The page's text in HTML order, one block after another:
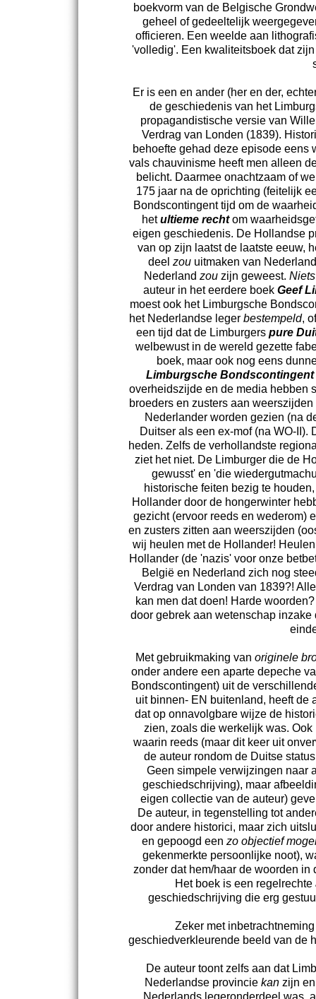
boekvorm van de Belgische
geheel of gedeeltelijk
officieren. Een weelde aan
'volledig'. Een kwaliteitsboek dat
Er is een en ander (her en der,
de geschiedenis van het
propagandistische versie van
Verdrag van Londen (1839).
behoefte gehad deze episode eens
vals chauvinisme heeft men alleen
belicht. Daarmee onachtzaam of
175 jaar na de oprichting (feitelijk
Bondscontingent tijd om de
hetultieme rechtom
eigen geschiedenis. De Hollandse
van op zijn laatst de laatste eeuw,
deel zou uitmaken van
Nederland zouzijn geweest.
auteur in het eerdere boek Geef
moest ook het Limburgsche
het Nederlandse leger bestempeld,
een tijd dat de Limburgers pure
welbewust in de wereld gezette
boek, maar ook nog eens
Limburgsche Bondscontingent
overheidszijde en de media hebben
broeders en zusters aan
Nederlander worden gezien (na
Duitser als een ex-mof (na WO-
heden. Zelfs de verhollandste
ziet het niet. De Limburger die de
gewusst' en 'die
historische feiten bezig te
Hollander door de hongerwinter
gezicht (ervoor reeds en wederom)
en zusters zitten aan weerszijden
wij heulen met de Hollander!
Hollander (de 'nazis' voor onze
België en Nederland zich nog
Verdrag van Londen van 1839?!
kan men dat doen! Harde
door gebrek aan wetenschap
Met gebruikmaking van originele
onder andere een aparte depeche
Bondscontingent) uit de
uit binnen- EN buitenland, heeft de
dat op onnavolgbare wijze de
zien, zoals die werkelijk was.
waarin reeds (maar dit keer uit
de auteur rondom de Duitse
Geen simpele verwijzingen naar
geschiedschrijving), maar
eigen collectie van de auteur)
De auteur, in tegenstelling tot
door andere historici, maar zich
en gepoogd een zo objectief
gekenmerkte persoonlijke noot),
zonder dat hem/haar de woorden
Het boek is een regelrechte
geschiedschrijving die erg
Zeker met
geschiedverkleurende beeld van de
De auteur toont zelfs aan dat
Nederlandse provincie kanzijn en
Nederlands legeronderdeel was,